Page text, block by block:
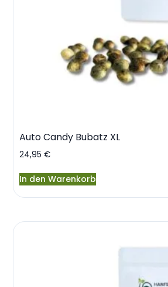
Auto Candy Bubatz XL
24,95€
In den Warenkorb